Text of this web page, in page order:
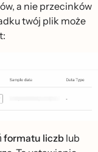
a nie przecinków
twój plik może
formatu liczb lub